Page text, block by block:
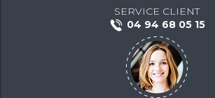
SERVICE CLIENT
04 94 68 05 15